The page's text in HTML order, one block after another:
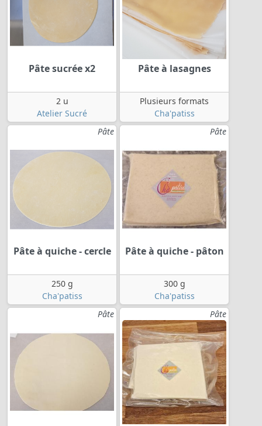
Pâte sucrée x2
2 u
Atelier Sucré
Pâte à lasagnes
Plusieurs formats
Cha'patiss
Pâte
Pâte à quiche - cercle
250 g
Cha'patiss
Pâte
Pâte à quiche - pâton
300 g
Cha'patiss
Pâte
Pâte